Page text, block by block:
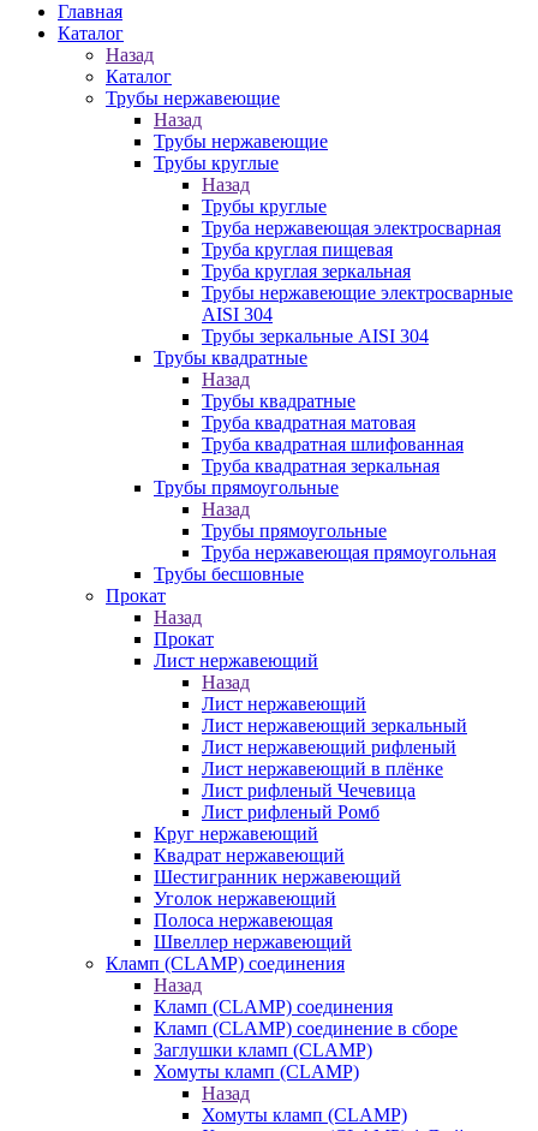
Главная
Каталог
Назад
Каталог
Трубы нержавеющие
Назад
Трубы нержавеющие
Трубы круглые
Назад
Трубы круглые
Труба нержавеющая электросварная
Труба круглая пищевая
Труба круглая зеркальная
Трубы нержавеющие электросварные
AISI 304
Трубы зеркальные AISI 304
Трубы квадратные
Назад
Трубы квадратные
Труба квадратная матовая
Труба квадратная шлифованная
Труба квадратная зеркальная
Трубы прямоугольные
Назад
Трубы прямоугольные
Труба нержавеющая прямоугольная
Трубы бесшовные
Прокат
Назад
Прокат
Лист нержавеющий
Назад
Лист нержавеющий
Лист нержавеющий зеркальный
Лист нержавеющий рифленый
Лист нержавеющий в плёнке
Лист рифленый Чечевица
Лист рифленый Ромб
Круг нержавеющий
Квадрат нержавеющий
Шестигранник нержавеющий
Уголок нержавеющий
Полоса нержавеющая
Швеллер нержавеющий
Кламп (CLAMP) соединения
Назад
Кламп (CLAMP) соединения
Кламп (CLAMP) соединение в сборе
Заглушки кламп (CLAMP)
Хомуты кламп (CLAMP)
Назад
Хомуты кламп (CLAMP)